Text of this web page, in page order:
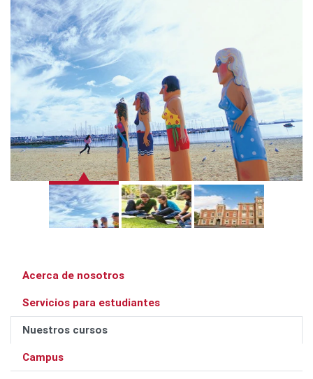
Acerca de nosotros
Servicios para estudiantes
Nuestros cursos
Campus